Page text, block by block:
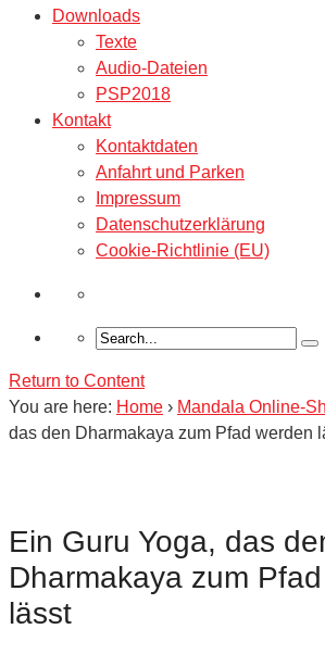
Downloads
Texte
Audio-Dateien
PSP2018
Kontakt
Kontaktdaten
Anfahrt und Parken
Impressum
Datenschutzerklärung
Cookie-Richtlinie (EU)
Return to Content
You are here: Home › Mandala Online-
das den Dharmakaya zum Pfad werden
Ein Guru Yoga, das
Dharmakaya zum
lässt